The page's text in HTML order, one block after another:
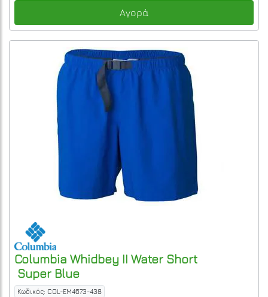
Αγορά
Columbia Whidbey II Water Short
Super Blue
Κωδικός: COL-EM4673-438